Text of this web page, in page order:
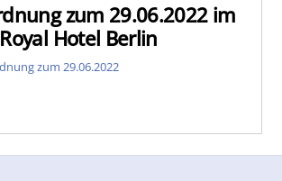
zum 29.06.2022 im
Hotel Berlin
zum 29.06.2022